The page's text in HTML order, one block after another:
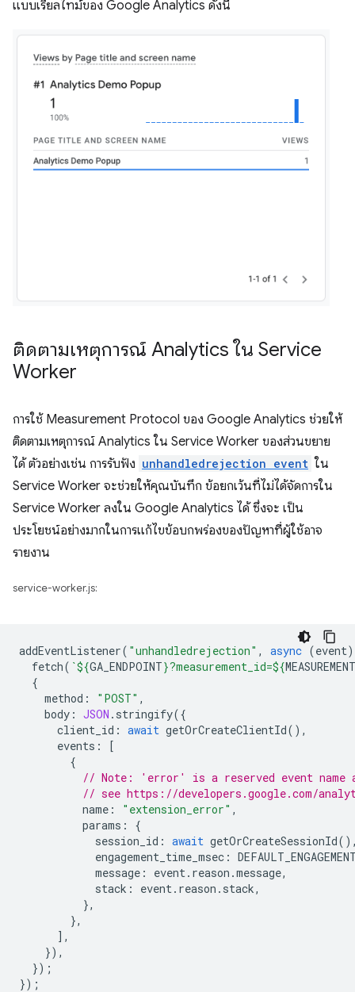
แบบเรียลไทม์ของ Google Analytics ดังนี้
ติดตามเหตุการณ์ Analytics ใน Service
Worker
การใช้ Measurement Protocol ของ Google Analytics ช่วยให้
ติดตามเหตุการณ์ Analytics ใน Service Worker ของส่วนขยาย
ได้ ตัวอย่างเช่น การรับฟัง unhandledrejection event ใน
Service Worker จะช่วยให้คุณบันทึก ข้อยกเว้นที่ไม่ได้จัดการใน
Service Worker ลงใน Google Analytics ได้ ซึ่งจะ เป็น
ประโยชน์อย่างมากในการแก้ไขข้อบกพร่องของปัญหาที่ผู้ใช้อาจ
รายงาน
service-worker.js:
addEventListener( "unhandledrejection" , async (event)
fetch( `${GA_ENDPOINT}?measurement_id=${
{
method : "POST" ,
body : JSON . stringify({
client_id : await getOrCreateClientId(),
events :
[
{
// Note: 'error' is a reserved event name
// see https://developers.google.com/
name : "extension_error" ,
params :
{
session_id : await getOrCreateSessionId
engagement_time_msec :
message : event. reason .message,
stack : event. reason . stack,
},
},
],
}),
});
});